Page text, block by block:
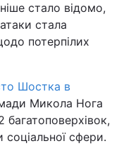
стало відомо,
стала
потерпілих
Шостка в
Микола Нога
соціальної сфери.